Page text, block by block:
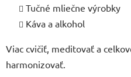
Tučné mliečne výrobky
Káva a alkohol
Viac cvičiť, meditovať a
harmonizovať.